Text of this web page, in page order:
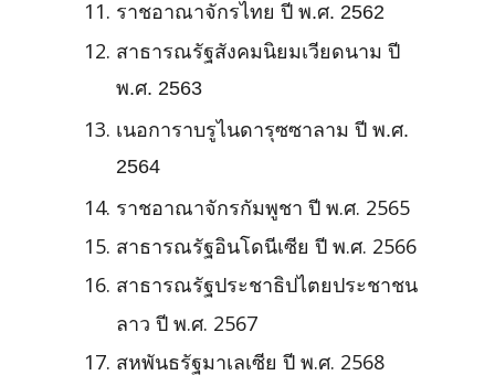
ราชอาณาจักรไทย ปี พ.ศ. 2562
สาธารณรัฐสังคมนิยมเวียดนาม ปี
พ.ศ. 2563
เนอการาบรูไนดารุซซาลาม ปี พ.ศ.
2564
ราชอาณาจักรกัมพูชา ปี พ.ศ. 2565
สาธารณรัฐอินโดนีเซีย ปี พ.ศ. 2566
สาธารณรัฐประชาธิปไตยประชาชน
ลาว ปี พ.ศ. 2567
สหพันธรัฐมาเลเซีย ปี พ.ศ. 2568